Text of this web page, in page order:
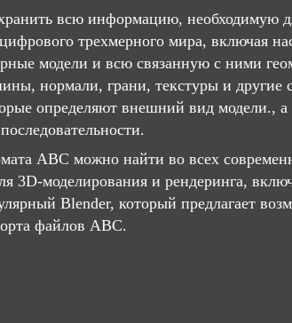
всю информацию, необходимую
трехмерного мира, включая
модели и всю связанную с ними
нормали, грани, текстуры и другие
определяют внешний вид модели., а
ABC можно найти во всех
3D-моделирования и рендеринга,
Blender, который предлагает
файлов ABC.